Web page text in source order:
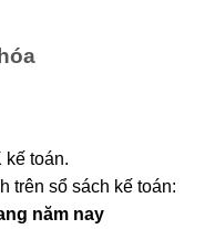
kế toán.
trên sổ sách kế toán:
năm nay